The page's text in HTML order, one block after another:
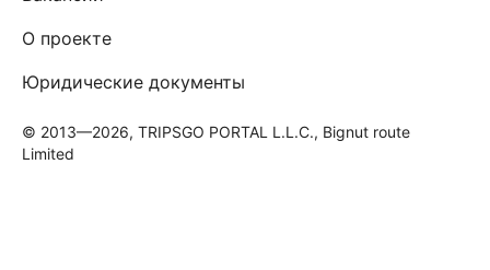
О проекте
Юридические документы
© 2013—2026, TRIPSGO PORTAL L.L.C., Bignut route
Limited